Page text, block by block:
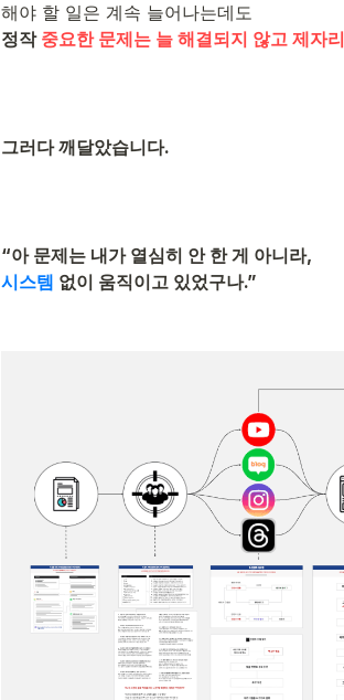
해야 할 일은 계속 늘어나는데도
정작 중요한 문제는 늘 해결되지 않고 제자리
그러다 깨달았습니다.
“아 문제는 내가 열심히 안 한 게 아니라,
시스템 없이 움직이고 있었구나.”